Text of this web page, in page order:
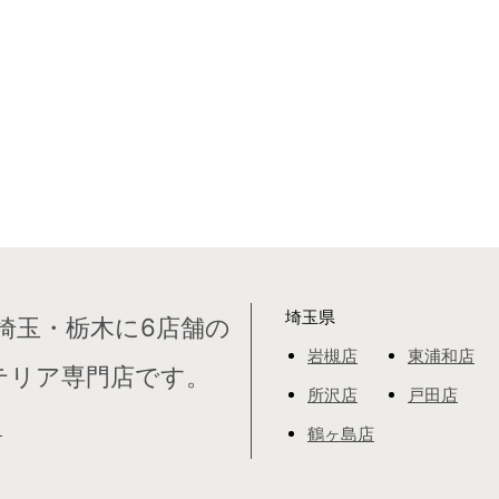
玉・栃木に6店舗の
ア専門店です。
埼玉県
岩槻店
東浦和店
所沢店
戸田店
鶴ヶ島店